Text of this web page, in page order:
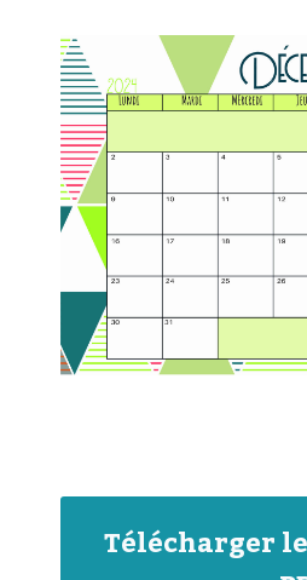
Télécharger